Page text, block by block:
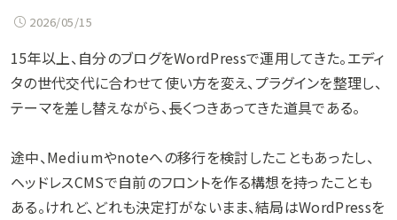
2026/05/15
15年以上、自分のブログをWordPressで運用してきた。エディ
タの世代交代に合わせて使い方を変え、プラグインを整理し、
テーマを差し替えながら、長くつきあってきた道具である。
途中、Mediumやnoteへの移行を検討したこともあったし、
ヘッドレスCMSで自前のフロントを作る構想を持ったことも
ある。けれど、どれも決定打がないまま、結局はWordPressを